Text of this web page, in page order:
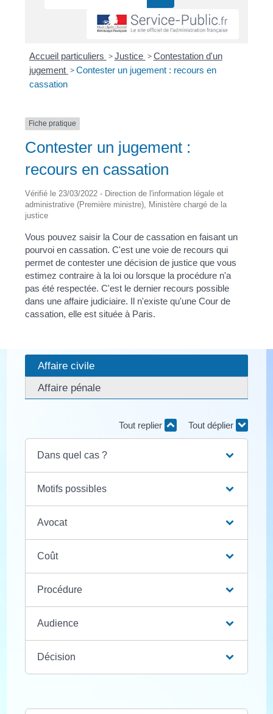
Accueil particuliers >Justice >Contestation d'un
jugement >Contester un jugement : recours en
cassation
Fiche pratique
Contester un jugement :
recours en cassation
Vérifié le 23/03/2022 - Direction de l'information légale et
administrative (Première ministre), Ministère chargé de la
justice
Vous pouvez saisir la Cour de cassation en faisant un
pourvoi en cassation. C'est une voie de recours qui
permet de contester une décision de justice que vous
estimez contraire à la loi ou lorsque la procédure n'a
pas été respectée. C'est le dernier recours possible
dans une affaire judiciaire. Il n'existe qu'une Cour de
cassation, elle est située à Paris.
Affaire civile
Affaire pénale
Tout replier Tout déplier
Dans quel cas ?
Motifs possibles
Avocat
Coût
Procédure
Audience
Décision